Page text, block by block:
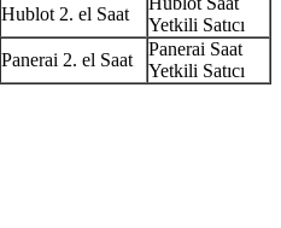
Hublot 2. el Saat
Yetkili Satıcı
Panerai 2. el Saat
Panerai Saat
Yetkili Satıcı